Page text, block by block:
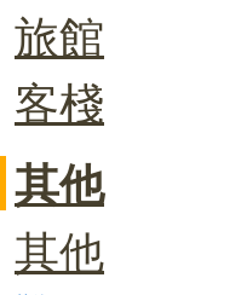
旅館
客棧
其他
其他